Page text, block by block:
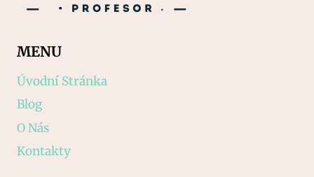
MENU
Úvodní Stránka
Blog
O Nás
Kontakty